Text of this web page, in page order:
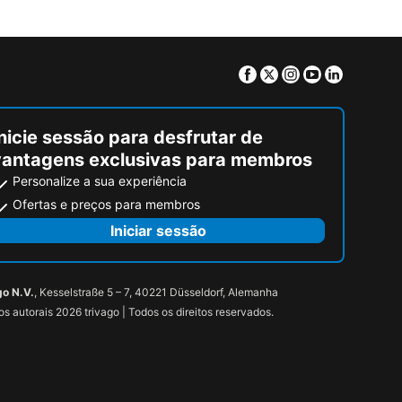
Facebook
TwitterInstagram
Youtube
sessão para desfrutar de
exclusivas para membros
Personalize a sua experiência
Ofertas e preços para membros
Iniciar sessão
N.V., Kesselstraße 5 – 7, 40221 Düsseldorf, Alemanha
autorais 2026 trivago | Todos os direitos reservados.